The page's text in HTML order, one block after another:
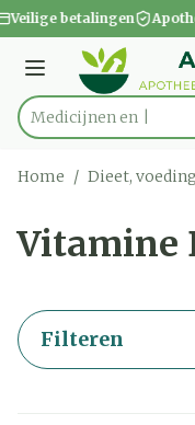
Ga naar de inhoud
1 van 1
Veilige betalingen
Menu
Product, merk,
Home / Dieet,
Vitamine
Filteren